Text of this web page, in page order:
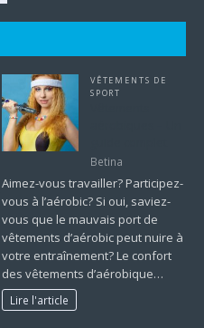
VÊTEMENTS DE
SPORT
Betina
Aimez-vous travailler? Participez-
vous à l’aérobic? Si oui, saviez-
vous que le mauvais port de
vêtements d’aérobic peut nuire à
votre entraînement? Le confort
des vêtements d’aérobique…
Lire l'article